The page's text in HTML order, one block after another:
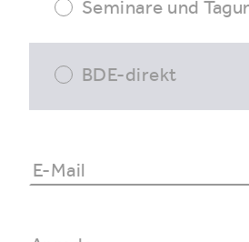
Seminare und
BDE-direkt